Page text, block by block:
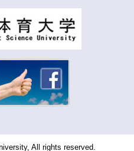
All rights reserved.